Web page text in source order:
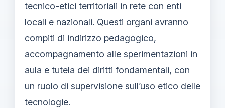
tecnico-etici territoriali in rete con enti
locali e nazionali. Questi organi avranno
compiti di indirizzo pedagogico,
accompagnamento alle sperimentazioni in
aula e tutela dei diritti fondamentali, con
un ruolo di supervisione sull’uso etico delle
tecnologie.